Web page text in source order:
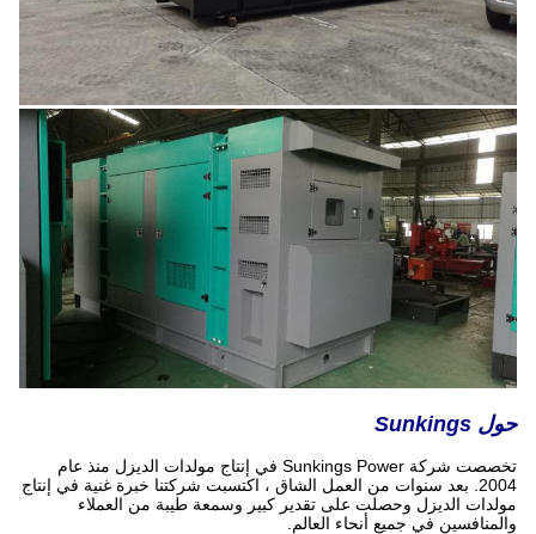
حول Sunkings
تخصصت شركة Sunkings Power في إنتاج مولدات الديزل منذ عام
2004. بعد سنوات من العمل الشاق ، اكتسبت شركتنا خبرة غنية في إنتاج
مولدات الديزل وحصلت على تقدير كبير وسمعة طيبة من العملاء
والمنافسين في جميع أنحاء العالم.